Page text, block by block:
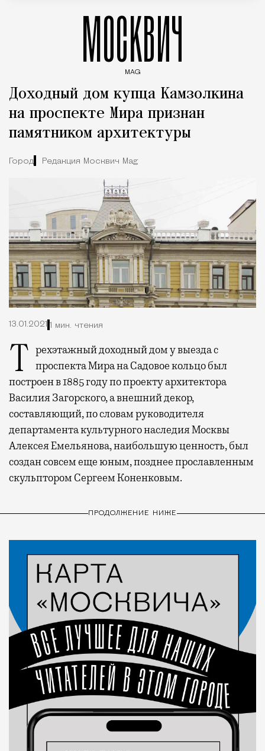
МОСКВИЧ
MAG
Доходный дом купца Камзолкина
на проспекте Мира признан
памятником архитектуры
Город Редакция Москвич Mag
13.01.2021 1 мин. чтения
Трехэтажный доходный дом у выезда с проспекта Мира на Садовое кольцо был
построен в 1885 году по проекту архитектора
Василия Загорского, а внешний декор,
составляющий, по словам руководителя
департамента культурного наследия Москвы
Алексея Емельянова, наибольшую ценность, был
создан совсем еще юным, позднее прославленным
скульптором Сергеем Коненковым.
ПРОДОЛЖЕНИЕ НИЖЕ